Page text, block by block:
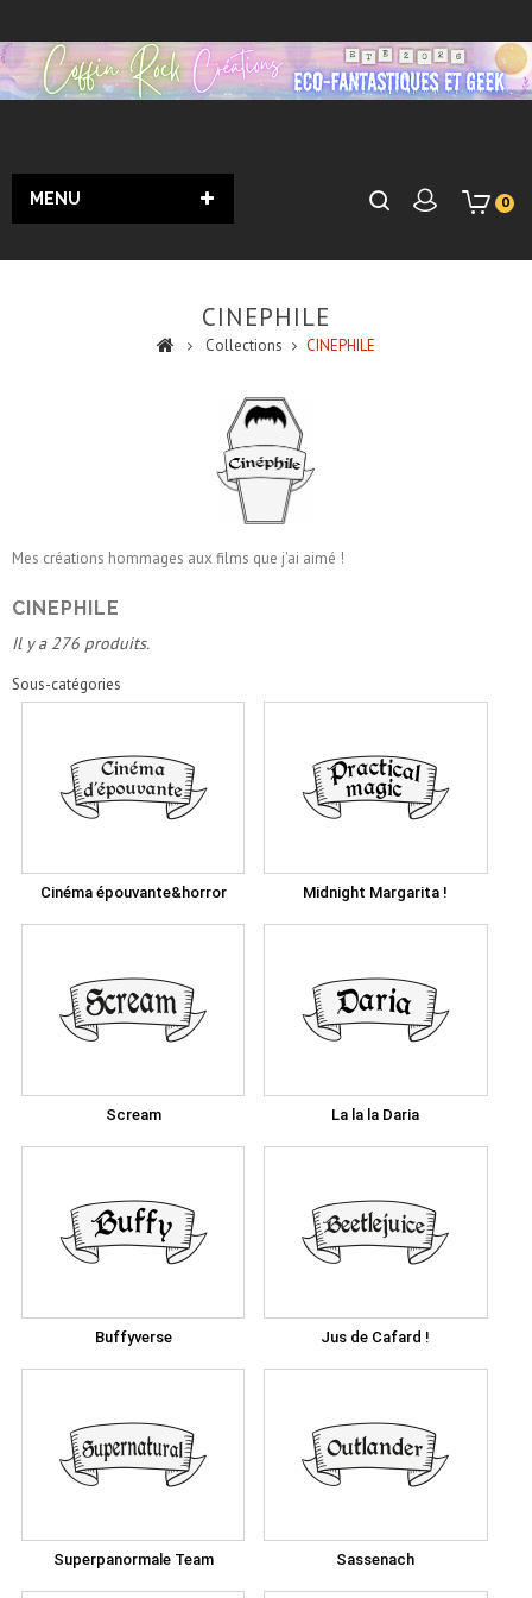
0
MENU
CINEPHILE
Collections CINEPHILE
Mes créations hommages aux films que j'ai aimé !
CINEPHILE
Il y a 276 produits.
Sous-catégories
Cinéma épouvante&horror Midnight Margarita !
Scream La la la Daria
Buffyverse Jus de Cafard !
Superpanormale Team Sassenach